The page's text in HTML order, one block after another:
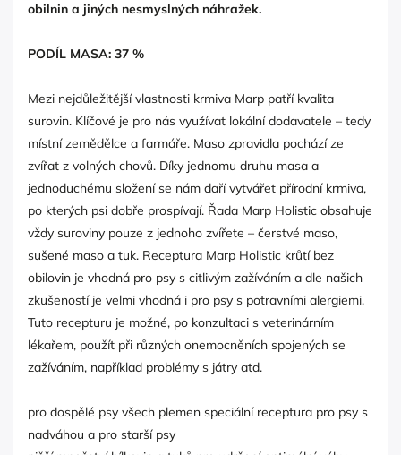
obilnin a jiných nesmyslných náhražek.
PODÍL MASA: 37 %
Mezi nejdůležitější vlastnosti krmiva Marp patří kvalita
surovin. Klíčové je pro nás využívat lokální dodavatele – tedy
místní zemědělce a farmáře. Maso zpravidla pochází ze
zvířat z volných chovů. Díky jednomu druhu masa a
jednoduchému složení se nám daří vytvářet přírodní krmiva,
po kterých psi dobře prospívají. Řada Marp Holistic obsahuje
vždy suroviny pouze z jednoho zvířete – čerstvé maso,
sušené maso a tuk. Receptura Marp Holistic krůtí bez
obilovin je vhodná pro psy s citlivým zažíváním a dle našich
zkušeností je velmi vhodná i pro psy s potravními alergiemi.
Tuto recepturu je možné, po konzultaci s veterinárním
lékařem, použít při různých onemocněních spojených se
zažíváním, například problémy s játry atd.
pro dospělé psy všech plemen speciální receptura pro psy s
nadváhou a pro starší psy